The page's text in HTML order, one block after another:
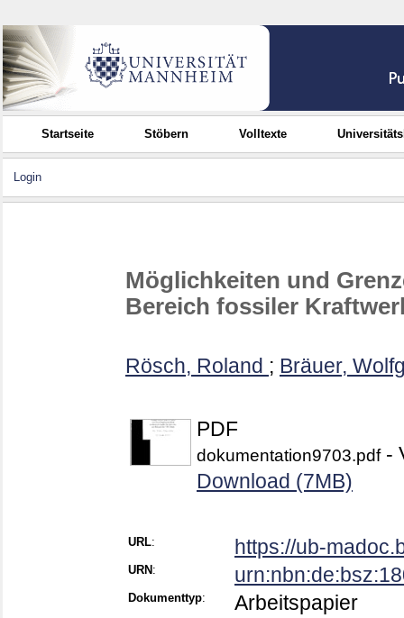
Startseite Stöbern Volltexte
Login
Möglichkeiten und
Bereich fossiler
Rösch, Roland ; Bräuer,
PDF
dokumentation9703.pdf-
Download (7MB)
URL: https://ub-
URN :
Dokumenttyp: Arbeitspapier